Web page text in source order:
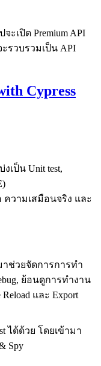
ะเปิด Premium API
รวบรวมเป็น API
Cypress
เป็น Unit test,
ความเสมือนจริง และ
มาช่วยจัดการการทำ
ย้อนดูการทำงาน
Reload และ Export
ได้ด้วย โดยเข้ามา
Spy